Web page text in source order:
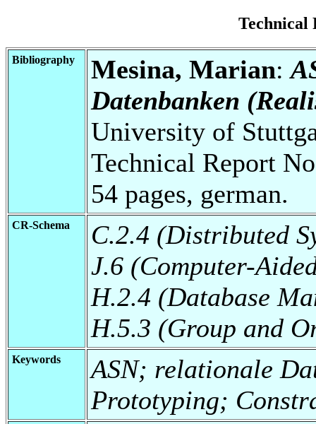
Technical
Bibliography Mesina, Marian:
Datenbanken
University of
Technical Report
54 pages, german.
CR-Schema
C.2.4 (Distributed
J.6 (Computer-
H.2.4 (Database
H.5.3 (Group and
Keywords
ASN; relationale
Prototyping;